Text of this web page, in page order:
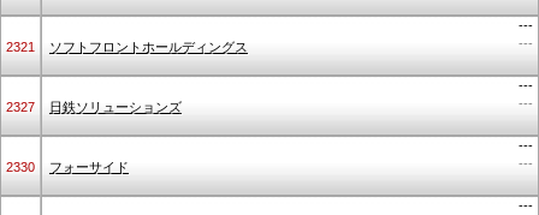
2321 ソフトフロントホールディングス
---
---
2327 日鉄ソリューションズ
---
---
2330 フォーサイド
---
---
---